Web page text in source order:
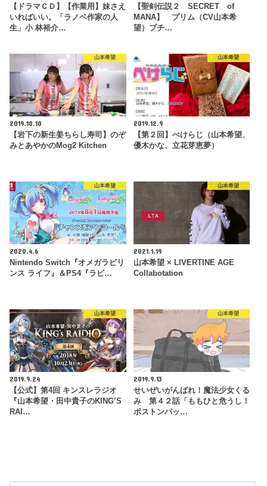
【ドラマＣＤ】【作業用】妹さえ
いればいい。「ラノベ作家の人
生」小 林裕介…
【聖剣伝説２ SECRET of
MANA】 プリム（CV山本希
望）プチ…
山本希望
2019.10.10
【岩下の新生姜ちらし寿司】のぞ
みとあやかのMog2 Kitchen
山本希望
2019.12.9
【第２回】ぺけらじ（山本希望、
優木かな、立花芽恵夢）
山本希望
2020.4.6
Nintendo Switch『オメガラビリ
ンス ライフ』＆PS4『ラビ…
山本希望
2021.1.19
山本希望 × LIVERTINE AGE
Collabotation
山本希望
2019.9.24
【公式】第4回 キンスレラジオ
『山本希望・田中貴子のKING’S
RAI…
山本希望
2019.9.13
せいぜいがんばれ！魔法少女くる
み 第４２話「ももひと危うし！
ボストンバッ…